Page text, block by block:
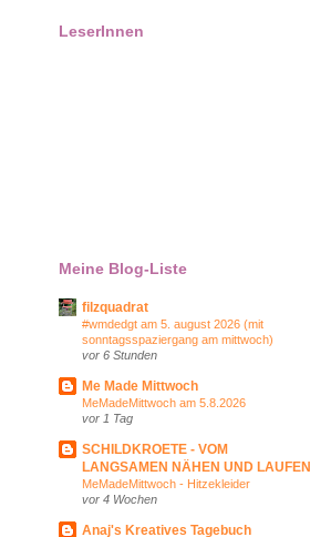
LeserInnen
Meine Blog-Liste
filzquadrat
#wmdedgt am 5. august 2026 (mit
sonntagsspaziergang am mittwoch)
vor 6 Stunden
Me Made Mittwoch
MeMadeMittwoch am 5.8.2026
vor 1 Tag
SCHILDKROETE - VOM
LANGSAMEN NÄHEN UND LAUFEN
MeMadeMittwoch - Hitzekleider
vor 4 Wochen
Anaj's Kreatives Tagebuch